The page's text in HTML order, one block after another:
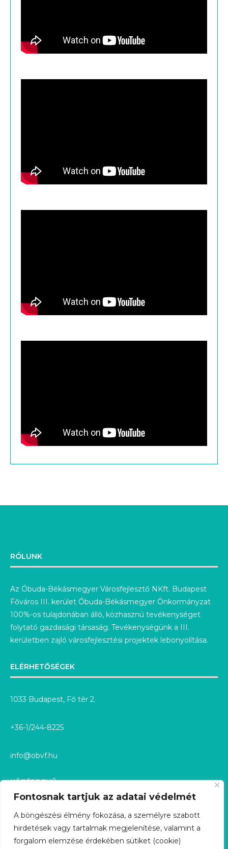
Fontosnak tartjuk az adatai védelmét
A böngészési élmény fokozása, a személyre szabott
hirdetések vagy tartalmak megjelenítése, valamint a
forgalom elemzése érdekében sütiket (cookie)
RÓLUNK
Az Óbuda-Békásmegyer Városfejlesztő NKft. Budapest
Főváros III. kerület Óbuda-Békásmegyer Önkormányzat
100%-os tulajdonában álló, közhasznú tevékenységet
folytató gazdasági társaság. Tevékenységünk a III.
kerületben zajló városfejlesztési projektek lebonyolítása.
ELÉRHETŐSÉGEK
1033 Budapest, Fő tér 2.
+36-1/244-8225
info@obvf.hu
KÖZÉRDEKŰ
KÖZÉRDEKŰ ADATOK
KÖZÉRDEKŰ ADATIGÉNYLÉS